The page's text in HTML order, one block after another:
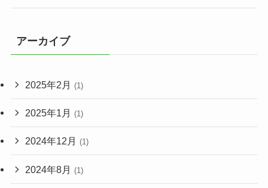
アーカイブ
2025年2月 (1)
2025年1月 (1)
2024年12月 (1)
2024年8月 (1)